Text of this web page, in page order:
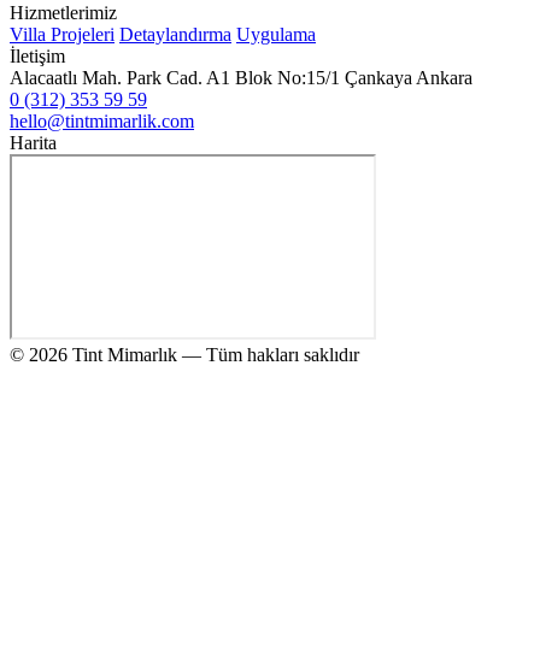
Hizmetlerimiz
Villa Projeleri Detaylandırma Uygulama
İletişim
Alacaatlı Mah. Park Cad. A1 Blok No:15/1 Çankaya Ankara
0 (312) 353 59 59
hello@tintmimarlik.com
Harita
© 2026 Tint Mimarlık — Tüm hakları saklıdır